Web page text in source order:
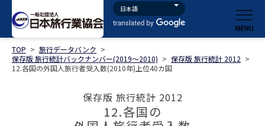
TOP > 旅行データバンク >
保存版 旅行統計バックナンバー(2019～2010) > 保存版 旅行統計 2012 >
12.各国の外国人旅行者受入数(2010年)上位40カ国
保存版 旅行統計 2012
12.各国の